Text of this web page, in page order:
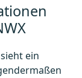
ein